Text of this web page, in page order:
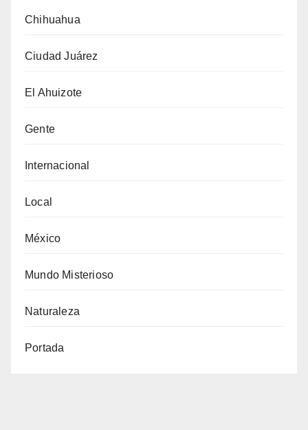
Chihuahua
Ciudad Juárez
El Ahuizote
Gente
Internacional
Local
México
Mundo Misterioso
Naturaleza
Portada